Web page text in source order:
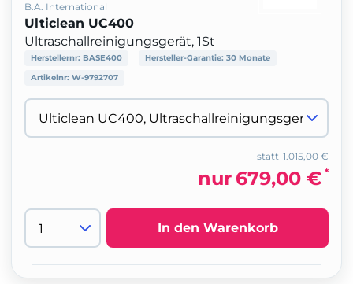
B.A. International
Ulticlean UC400
Ultraschallreinigungsgerät, 1St
Herstellernr: BASE400 Hersteller-Garantie: 30 Monate
Artikelnr: W-9792707
1.015,00 €
statt
nur 679,00 € *
In den Warenkorb